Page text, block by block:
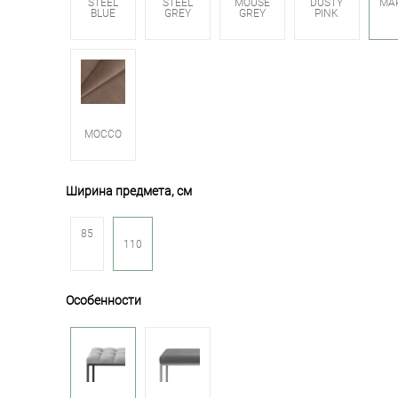
STEEL
BLUE
STEEL
GREY
MOUSE
GREY
DUSTY
PINK
MOCCO
Ширина предмета, см
85
110
Особенности